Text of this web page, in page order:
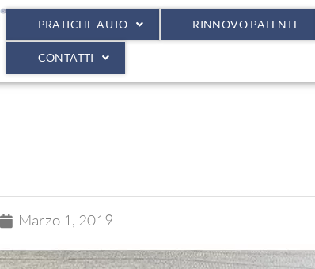
PRATICHE AUTO RINNOVO PATENTE
CONTATTI
Marzo 1, 2019